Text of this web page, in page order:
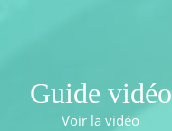
Guide vidéo
Voir la vidéo